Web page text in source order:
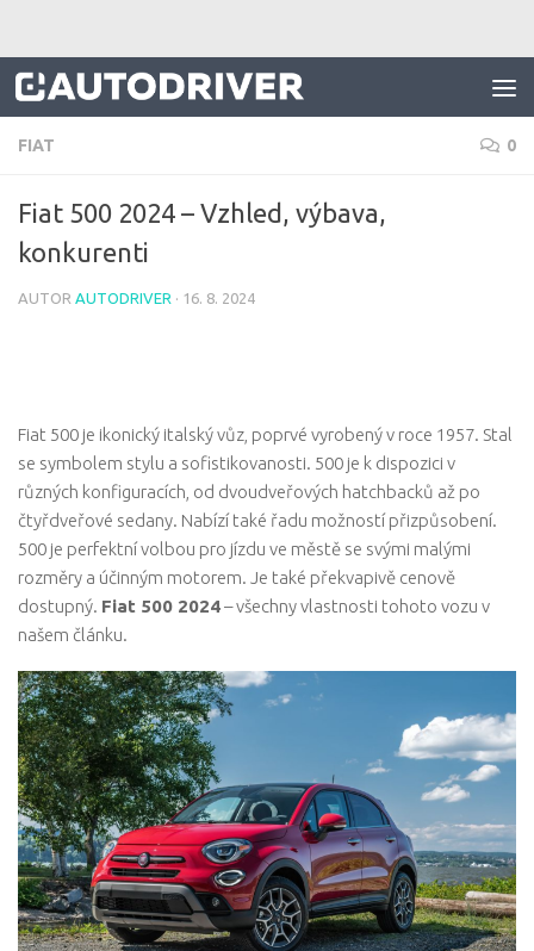
FIAT 0
Fiat 500 2024 – Vzhled, výbava,
konkurenti
AUTOR AUTODRIVER · 16. 8. 2024
Fiat 500 je ikonický italský vůz, poprvé vyrobený v roce 1957. Stal
se symbolem stylu a sofistikovanosti. 500 je k dispozici v
různých konfiguracích, od dvoudveřových hatchbacků až po
čtyřdveřové sedany. Nabízí také řadu možností přizpůsobení.
500 je perfektní volbou pro jízdu ve městě se svými malými
rozměry a účinným motorem. Je také překvapivě cenově
dostupný. Fiat 500 2024– všechny vlastnosti tohoto vozu v
našem článku.